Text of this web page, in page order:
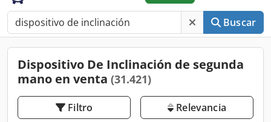
Buscar
Dispositivo De Inclinación de segunda
mano en venta (31.421)
Filtro Relevancia